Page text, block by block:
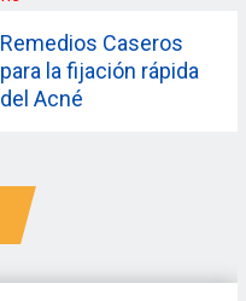
Remedios Caseros
para la fijación rápida
del Acné